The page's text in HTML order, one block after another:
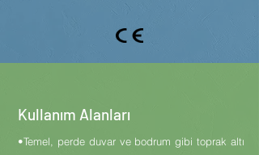
Kullanım Alanları
•Temel, perde duvar ve bodrum gibi toprak altı